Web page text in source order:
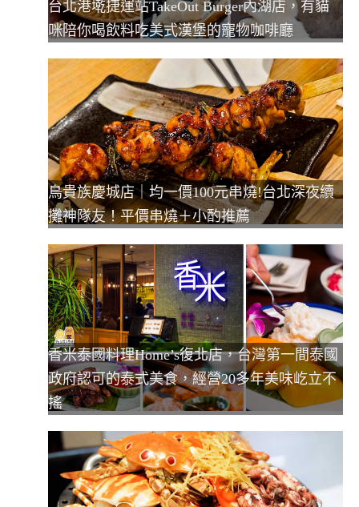
台北港墘捷運站TakeOut Burger內湖店，有貓
咪陪你喝飲料吃美式漢堡的寵物咖啡廳
鳥貴族慶城店｜均一價100元串燒!台北深夜續
攤神隊友！平價串燒＋小酌推薦
香米泰國料理Home’s復北店，台灣第一間泰國
政府認可的泰式美食，經營20多年美味屹立不
搖